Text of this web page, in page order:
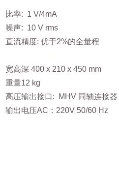
比率: 1 V/4mA
噪声: 10 V rms
直流精度: 优于2%的全量程
宽高深 400 x 210 x 450 mm
重量12 kg
高压输出接口: MHV 同轴连接器
输出电压AC：220V 50/60 Hz